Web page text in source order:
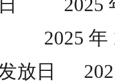
2025
2025
放日